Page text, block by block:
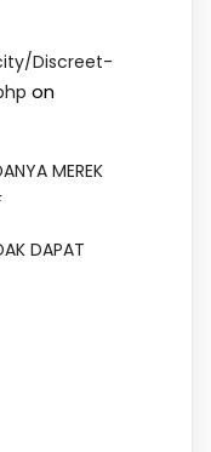
Discreet-
on
MEREK
DAPAT